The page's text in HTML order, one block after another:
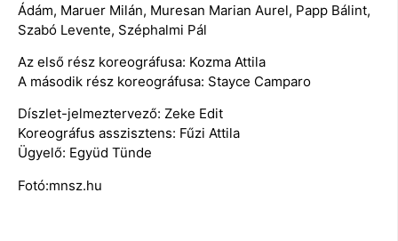
Ádám, Maruer Milán, Muresan Marian Aurel, Papp Bálint,
Szabó Levente, Széphalmi Pál
Az első rész koreográfusa: Kozma Attila
A második rész koreográfusa: Stayce Camparo
Díszlet-jelmeztervező: Zeke Edit
Koreográfus asszisztens: Fűzi Attila
Ügyelő: Együd Tünde
Fotó:mnsz.hu